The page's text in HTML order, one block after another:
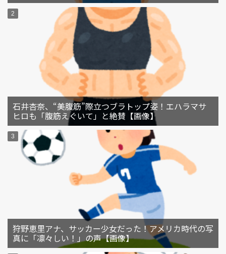
石井杏奈、“美腹筋”際立つブラトップ姿！エハラマサ
ヒロも「腹筋えぐいて」と絶賛【画像】
狩野恵里アナ、サッカー少女だった！アメリカ時代の写
真に「凛々しい！」の声【画像】